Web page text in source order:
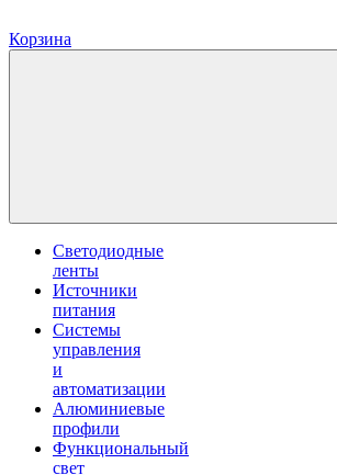
Корзина
Светодиодные
ленты
Источники
питания
Системы
управления
и
автоматизации
Алюминиевые
профили
Функциональный
свет